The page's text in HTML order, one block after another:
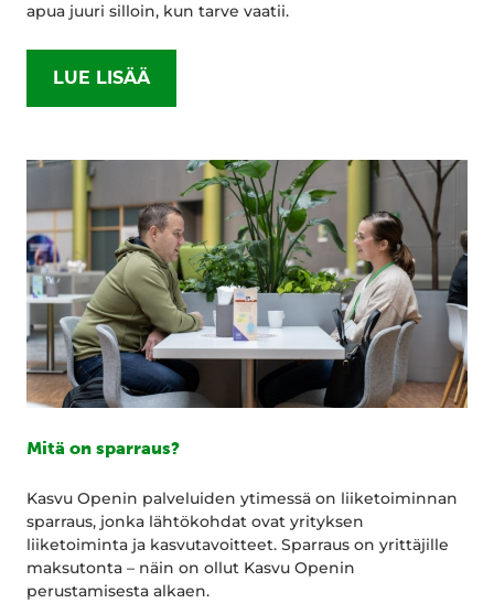
apua juuri silloin, kun tarve vaatii.
LUE LISÄÄ
Mitä on sparraus?
Kasvu Openin palveluiden ytimessä on liiketoiminnan
sparraus, jonka lähtökohdat ovat yrityksen
liiketoiminta ja kasvutavoitteet. Sparraus on yrittäjille
maksutonta – näin on ollut Kasvu Openin
perustamisesta alkaen.